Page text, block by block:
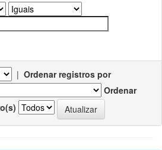
| Ordenar registros por
Ordenar